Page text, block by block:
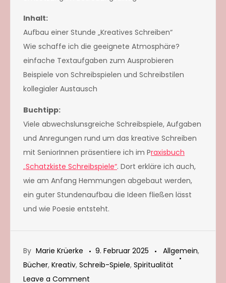
Inhalt:
Aufbau einer Stunde „Kreatives Schreiben“
Wie schaffe ich die geeignete Atmosphäre?
einfache Textaufgaben zum Ausprobieren
Beispiele von Schreibspielen und Schreibstilen
kollegialer Austausch
Buchtipp:
Viele abwechslunsgreiche Schreibspiele, Aufgaben
und Anregungen rund um das kreative Schreiben
mit SeniorInnen präsentiere ich im Praxisbuch
„Schatzkiste Schreibspiele“. Dort erkläre ich auch,
wie am Anfang Hemmungen abgebaut werden,
ein guter Stundenaufbau die Ideen fließen lässt
und wie Poesie entsteht.
By Marie Krüerke 9. Februar 2025 Allgemein,
Bücher, Kreativ, Schreib-Spiele, Spiritualität
Leave a Comment